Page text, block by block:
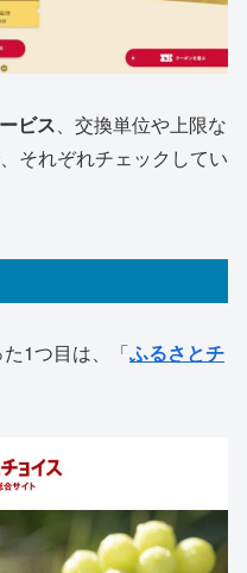
ビス、交換単位や上限な
それぞれチェックしてい
1つ目は、「ふるさとチ